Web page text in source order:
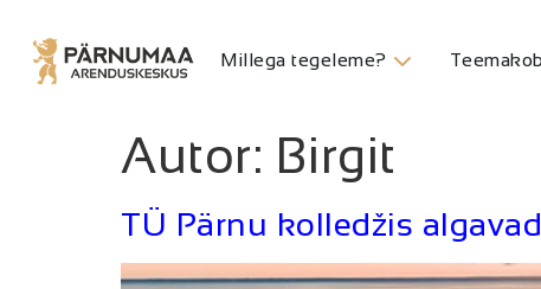
Millega tegeleme?
Autor: Birgit
TÜ Pärnu kolledžis